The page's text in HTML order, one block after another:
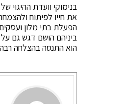
בנימוקי וועדת
את חייו לפיתוח
הפעלת בתי מלון
ביניהם הושם דגש גם
הוא התנסה בהצלחה רבה